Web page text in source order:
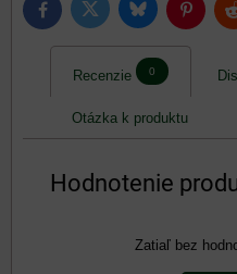
FacebookTwitter Bluesky
Recenzie 0
Otázka k produktu
Hodnotenie
Zatiaľ bez